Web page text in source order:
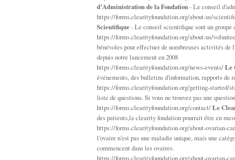
d'Administration de la Fondation- Le conseil
https://forms.clearityfoundation.org/about-us/
Scientifique- Le conseil scientifique sont un
https://forms.clearityfoundation.org/about-us/
bénévoles pour effectuer de nombreuses activités de
depuis notre lancement en 2008
https://forms.clearityfoundation.org/news-events/Le
événements, des bulletins d'information, rapports de
https://forms.clearityfoundation.org/getting-started/
liste de questions. Si vous ne trouvez pas une
https://forms.clearityfoundation.org/contact/Le
des patients,la clearity fondation pourrait être en
https://forms.clearityfoundation.org/about-ovarian-
l'ovaire n'est pas une maladie unique, mais une
commencent dans les ovaires.
https://forms.clearityfoundation.org/about-ovarian-